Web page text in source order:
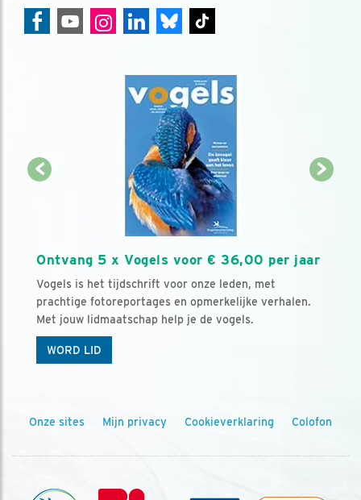
Ontvang 5 x Vogels voor € 36,00 per jaar
Vogels is het tijdschrift voor onze leden, met
prachtige fotoreportages en opmerkelijke verhalen.
Met jouw lidmaatschap help je de vogels.
WORD LID
Onze sites Mijn privacy Cookieverklaring Colofon